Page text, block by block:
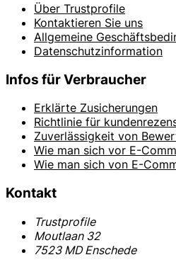
Über Trustprofile
Kontaktieren Sie uns
Allgemeine
Datenschutzinformation
Infos für Verbraucher
Erklärte Zusicherungen
Richtlinie für
Zuverlässigkeit von
Wie man sich vor E-
Wie man sich von E-
Kontakt
Trustprofile
Moutlaan 32
7523 MD Enschede